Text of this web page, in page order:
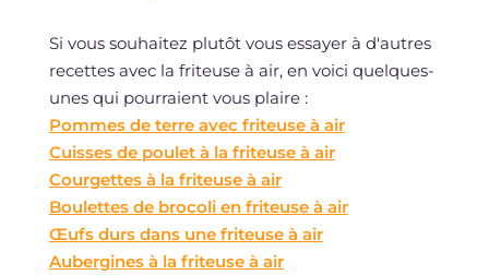
Si vous souhaitez plutôt vous essayer à d'autres
recettes avec la friteuse à air, en voici quelques-
unes qui pourraient vous plaire :
Pommes de terre avec friteuse à air
Cuisses de poulet à la friteuse à air
Courgettes à la friteuse à air
Boulettes de brocoli en friteuse à air
Œufs durs dans une friteuse à air
Aubergines à la friteuse à air